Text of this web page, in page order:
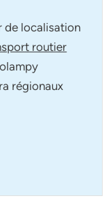
de localisation
routier
régionaux